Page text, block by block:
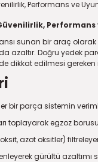
Performans
sunan bir araç
Doğru yedek
dikkat edilmesi gereken
bir parça sistemin
toplayarak egzoz
azot oksitler)
gürültü azaltımı